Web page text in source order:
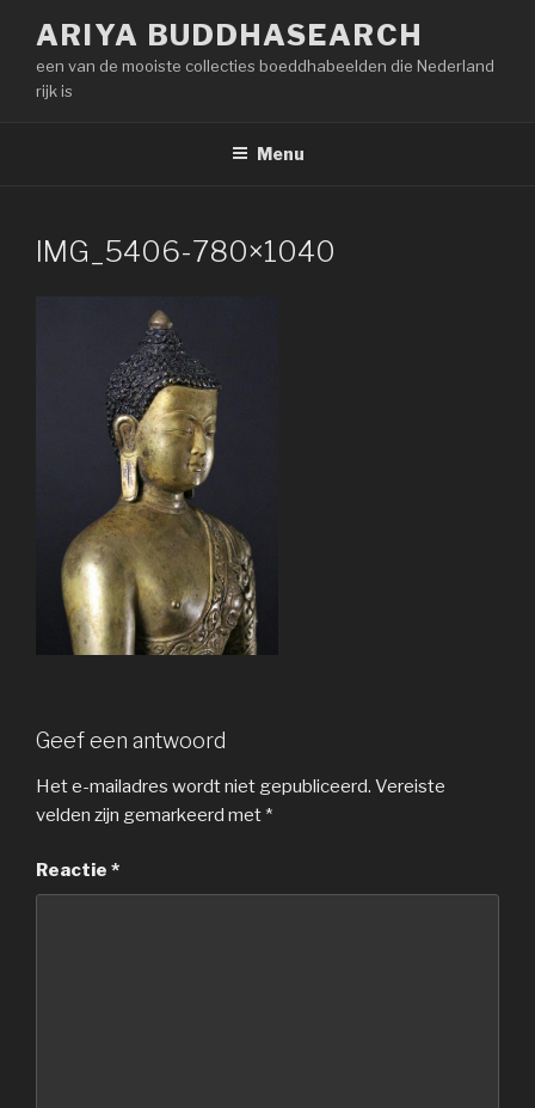
inhoud
springen
ARIYA BUDDHASEARCH
een van de mooiste collecties boeddhabeelden die Nederland
rijk is
Menu
IMG_5406-780×1040
Geef een antwoord
Het e-mailadres wordt niet gepubliceerd. Vereiste
velden zijn gemarkeerd met *
Reactie *